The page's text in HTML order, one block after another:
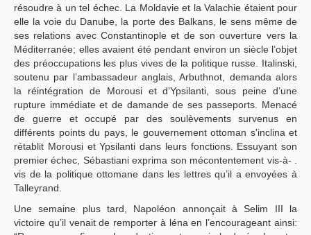
résoudre à un tel échec. La Moldavie et la Valachie étaient pour
elle la voie du Danube, la porte des Balkans, le sens même de
ses relations avec Constantinople et de son ouverture vers la
Méditerranée; elles avaient été pendant environ un siècle l’objet
des préoccupations les plus vives de la politique russe. Italinski,
soutenu par l’ambassadeur anglais, Arbuthnot, demanda alors
la réintégration de Morousi et d’Ypsilanti, sous peine d’une
rupture immédiate et de damande de ses passeports. Menacé
de guerre et occupé par des soulèvements survenus en
différents points du pays, le gouvernement ottoman s'inclina et
rétablit Morousi et Ypsilanti dans leurs fonctions. Essuyant son
premier échec, Sébastiani exprima son mécontentement vis-à- .
vis de la politique ottomane dans les lettres qu’il a envoyées à
Talleyrand.
Une semaine plus tard, Napoléon annonçait à Selim III la
victoire qu’il venait de remporter à léna en l’encourageant ainsi: